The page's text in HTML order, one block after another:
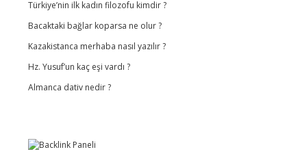
Türkiye’nin ilk kadın filozofu kimdir ?
Bacaktaki bağlar koparsa ne olur ?
Kazakistanca merhaba nasıl yazılır ?
Hz. Yusuf’un kaç eşi vardı ?
Almanca dativ nedir ?